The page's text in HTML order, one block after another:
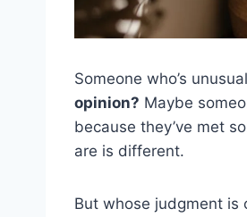
Someone who’s
opinion? Maybe
because they’ve met
are is different.
But whose judgment is